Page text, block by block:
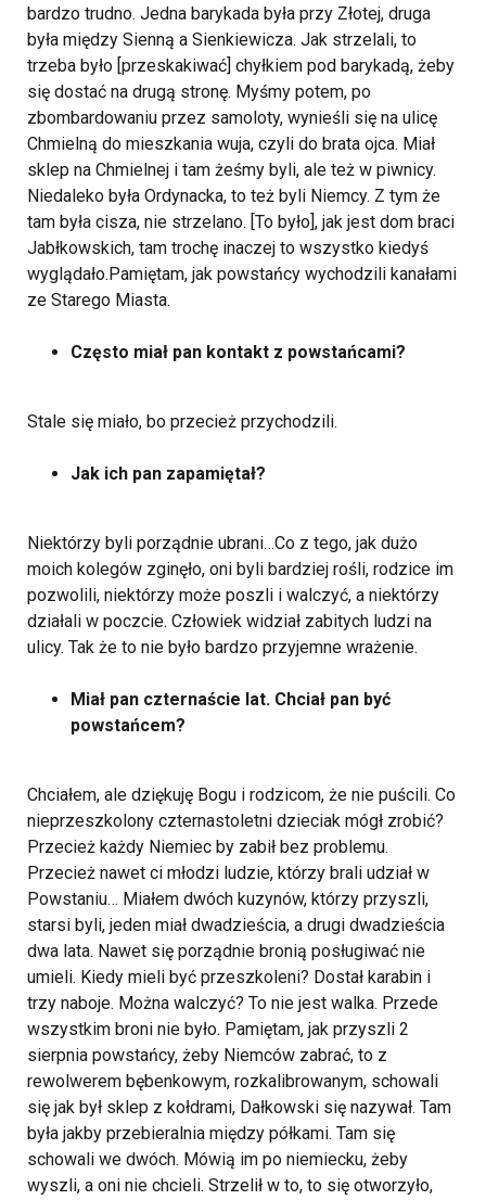
bardzo trudno. Jedna barykada była przy Złotej, druga
była między Sienną a Sienkiewicza. Jak strzelali, to
trzeba było [przeskakiwać] chyłkiem pod barykadą, żeby
się dostać na drugą stronę. Myśmy potem, po
zbombardowaniu przez samoloty, wynieśli się na ulicę
Chmielną do mieszkania wuja, czyli do brata ojca. Miał
sklep na Chmielnej i tam żeśmy byli, ale też w piwnicy.
Niedaleko była Ordynacka, to też byli Niemcy. Z tym że
tam była cisza, nie strzelano. [To było], jak jest dom braci
Jabłkowskich, tam trochę inaczej to wszystko kiedyś
wyglądało.Pamiętam, jak powstańcy wychodzili kanałami
ze Starego Miasta.
Często miał pan kontakt z powstańcami?
Stale się miało, bo przecież przychodzili.
Jak ich pan zapamiętał?
Niektórzy byli porządnie ubrani…Co z tego, jak dużo
moich kolegów zginęło, oni byli bardziej rośli, rodzice im
pozwolili, niektórzy może poszli i walczyć, a niektórzy
działali w poczcie. Człowiek widział zabitych ludzi na
ulicy. Tak że to nie było bardzo przyjemne wrażenie.
Miał pan czternaście lat. Chciał pan być
powstańcem?
Chciałem, ale dziękuję Bogu i rodzicom, że nie puścili. Co
nieprzeszkolony czternastoletni dzieciak mógł zrobić?
Przecież każdy Niemiec by zabił bez problemu.
Przecież nawet ci młodzi ludzie, którzy brali udział w
Powstaniu… Miałem dwóch kuzynów, którzy przyszli,
starsi byli, jeden miał dwadzieścia, a drugi dwadzieścia
dwa lata. Nawet się porządnie bronią posługiwać nie
umieli. Kiedy mieli być przeszkoleni? Dostał karabin i
trzy naboje. Można walczyć? To nie jest walka. Przede
wszystkim broni nie było. Pamiętam, jak przyszli 2
sierpnia powstańcy, żeby Niemców zabrać, to z
rewolwerem bębenkowym, rozkalibrowanym, schowali
się jak był sklep z kołdrami, Dałkowski się nazywał. Tam
była jakby przebieralnia między półkami. Tam się
schowali we dwóch. Mówią im po niemiecku, żeby
wyszli, a oni nie chcieli. Strzelił w to, to się otworzyło,